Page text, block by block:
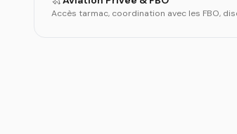
Accès tarmac, coordination avec les FBO,